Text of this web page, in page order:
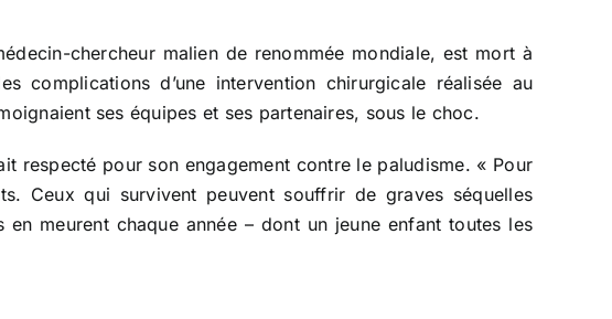
chercheur malien de renommée mondiale, est mort à
d’une intervention chirurgicale réalisée au
ses équipes et ses partenaires, sous le choc.
respecté pour son engagement contre le paludisme. « Pour
Ceux qui survivent peuvent souffrir de graves séquelles
meurent chaque année – dont un jeune enfant toutes les